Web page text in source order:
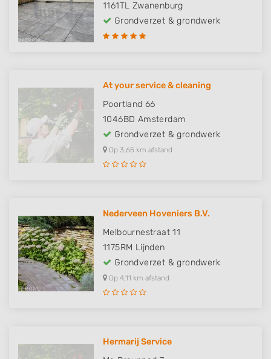
1161TL Zwanenburg
Grondverzet & grondwerk
At your service & cleaning
Poortland 66
1046BD Amsterdam
Grondverzet & grondwerk
Op 3,65 km afstand
Nederveen Hoveniers B.V.
Melbournestraat 11
1175RM Lijnden
Grondverzet & grondwerk
Op 4,11 km afstand
Hermarij Service